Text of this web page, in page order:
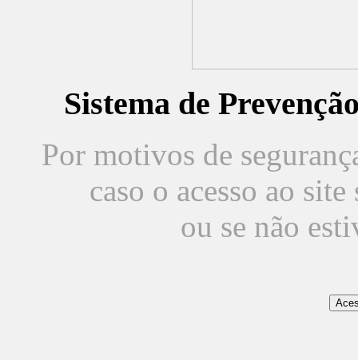
Sistema de
Por motivos de
caso o acesso ao
ou se não